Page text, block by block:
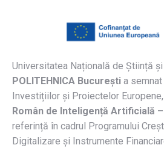
Universitatea Națională de Știință
POLITEHNICA București a
Investițiilor și Proiectelor
Român de Inteligență Artificială –
referință în cadrul Programului
Digitalizare și Instrumente